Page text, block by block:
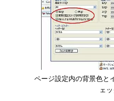
ページ設定内の背景色と
ェ